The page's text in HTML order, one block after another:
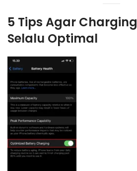
5 Tips Agar Charging
Selalu Optimal